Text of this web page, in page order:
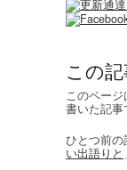
この
このペー
書いた記事
ひとつ前の
い出語りと